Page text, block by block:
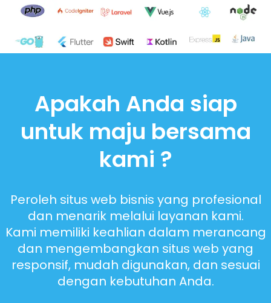
Apakah Anda siap
untuk maju bersama
kami ?
Peroleh situs web bisnis yang profesional
dan menarik melalui layanan kami.
Kami memiliki keahlian dalam merancang
dan mengembangkan situs web yang
responsif, mudah digunakan, dan sesuai
dengan kebutuhan Anda.